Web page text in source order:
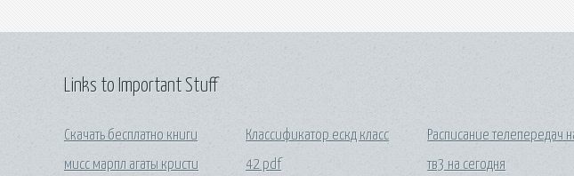
Links to Important Stuff
Скачать бесплатно книги
мисс марпл агаты кристи
Классификатор ескд класс
42 pdf
Расписание телепередач
тв3 на сегодня